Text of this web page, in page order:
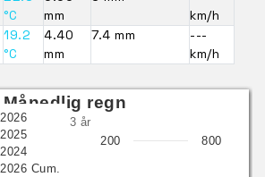
°C
mm
km/h
19.2
°C
4.40
mm
7.4 mm
---
km/h
Månedlig regn
siste 3 år
2026
2025
2024
2026 Cum.
200 800